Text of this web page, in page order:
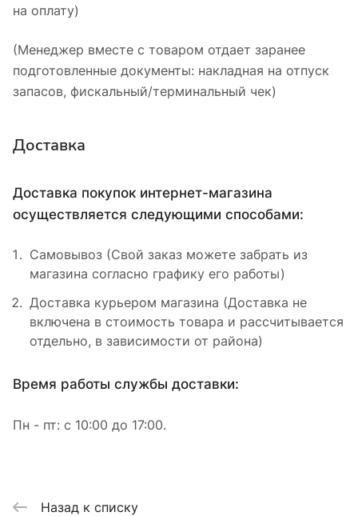
на оплату)
(Менеджер вместе с товаром отдает заранее
подготовленные документы: накладная на отпуск
запасов, фискальный/терминальный чек)
Доставка
Доставка покупок интернет-магазина
осуществляется следующими способами:
Самовывоз (Свой заказ можете забрать из
магазина согласно графику его работы)
Доставка курьером магазина (Доставка не
включена в стоимость товара и рассчитывается
отдельно, в зависимости от района)
Время работы службы доставки:
Пн - пт: с 10:00 до 17:00.
Назад к списку